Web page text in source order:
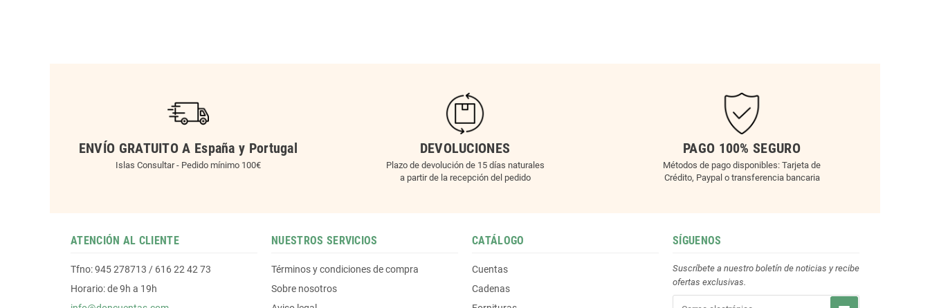
ENVÍO GRATUITO A España y Portugal
Islas Consultar - Pedido mínimo 100€
DEVOLUCIONES
Plazo de devolución de 15 días naturales
a partir de la recepción del pedido
PAGO 100% SEGURO
Métodos de pago disponibles: Tarjeta de
Crédito, Paypal o transferencia bancaria
ATENCIÓN AL CLIENTE
Tfno: 945 278713 / 616 22 42 73
Horario: de 9h a 19h
NUESTROS SERVICIOS
Términos y condiciones de compra
Sobre nosotros
CATÁLOGO
Cuentas
Cadenas
SÍGUENOS
Suscríbete a nuestro boletín de noticias y recibe
ofertas exclusivas.